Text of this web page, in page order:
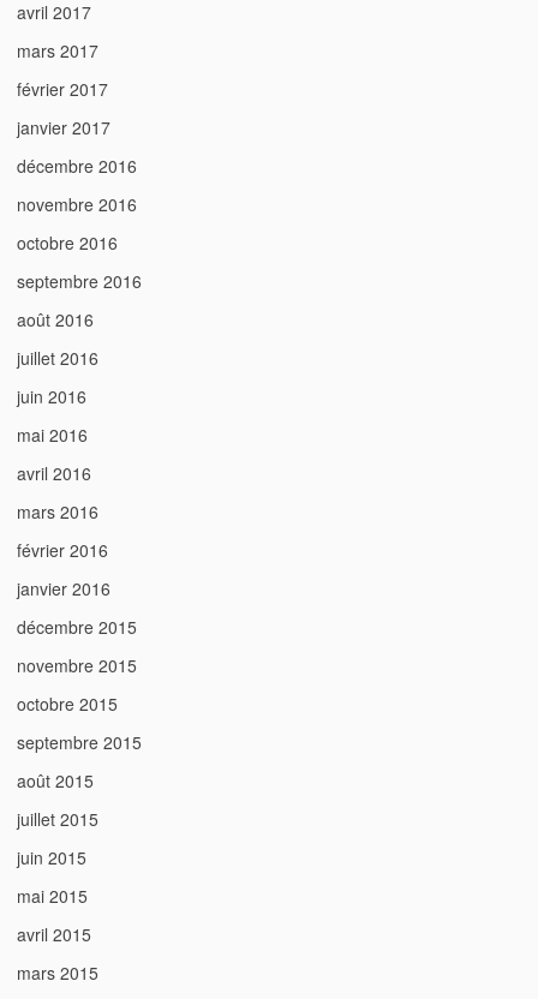
avril 2017
mars 2017
février 2017
janvier 2017
décembre 2016
novembre 2016
octobre 2016
septembre 2016
août 2016
juillet 2016
juin 2016
mai 2016
avril 2016
mars 2016
février 2016
janvier 2016
décembre 2015
novembre 2015
octobre 2015
septembre 2015
août 2015
juillet 2015
juin 2015
mai 2015
avril 2015
mars 2015